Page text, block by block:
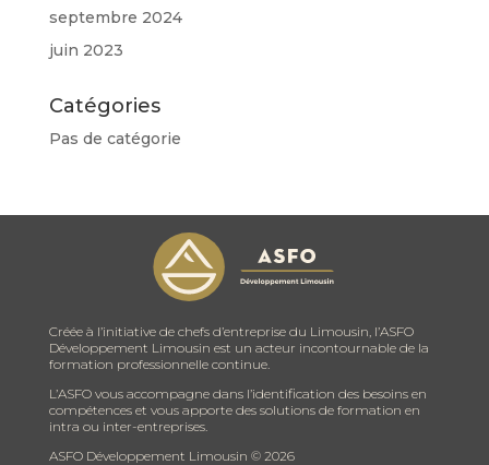
septembre 2024
juin 2023
Catégories
Pas de catégorie
Créée à l’initiative de chefs d’entreprise du Limousin, l’ASFO
Développement Limousin est un acteur incontournable de la
formation professionnelle continue.
L’ASFO vous accompagne dans l’identification des besoins en
compétences et vous apporte des solutions de formation en
intra ou inter-entreprises.
ASFO Développement Limousin © 2026